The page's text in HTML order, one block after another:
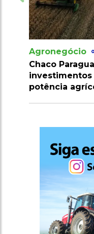
foco de